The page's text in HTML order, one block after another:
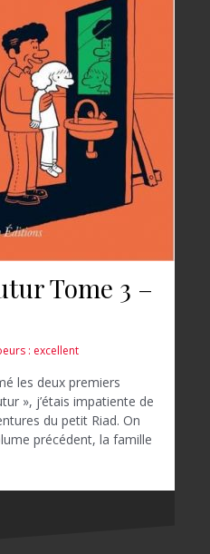
Tome 3 –
: excellent
les deux premiers
», j’étais impatiente de
du petit Riad. On
précédent, la famille